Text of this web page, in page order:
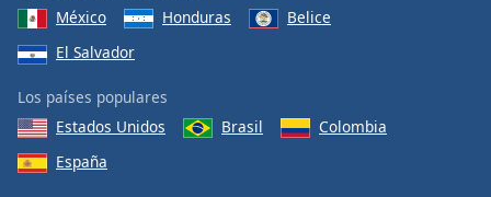
México
Honduras
Belice
El Salvador
Los países populares
Estados Unidos
Brasil
Colombia
España